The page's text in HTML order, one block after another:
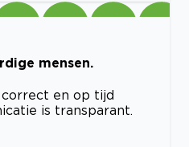
mensen.
en op tijd
is transparant.